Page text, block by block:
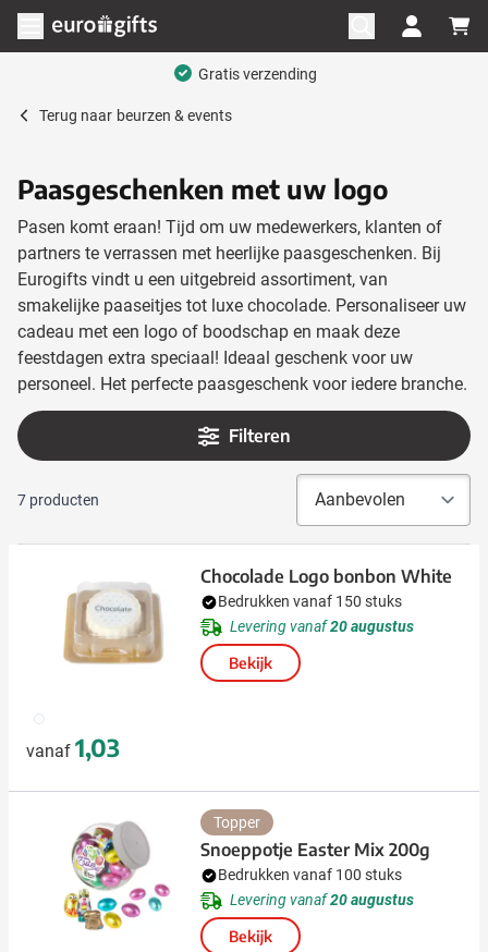
Ga naar de inhoud
Menu openen
Gratis verzending
Terug naar beurzen & events
Paasgeschenken met uw logo
Pasen komt eraan! Tijd om uw medewerkers, klanten of
partners te verrassen met heerlijke paasgeschenken. Bij
Eurogifts vindt u een uitgebreid assortiment, van
smakelijke paaseitjes tot luxe chocolade. Personaliseer uw
cadeau met een logo of boodschap en maak deze
feestdagen extra speciaal! Ideaal geschenk voor uw
personeel. Het perfecte paasgeschenk voor iedere branche.
Filteren
7 producten
009
vanaf 1,03
Chocolade Logo bonbon White
Bedrukken vanaf 150 stuks
Levering vanaf20 augustus
Bekijk
Topper
Snoeppotje Easter Mix 200g
Bedrukken vanaf 100 stuks
Levering vanaf20 augustus
Bekijk